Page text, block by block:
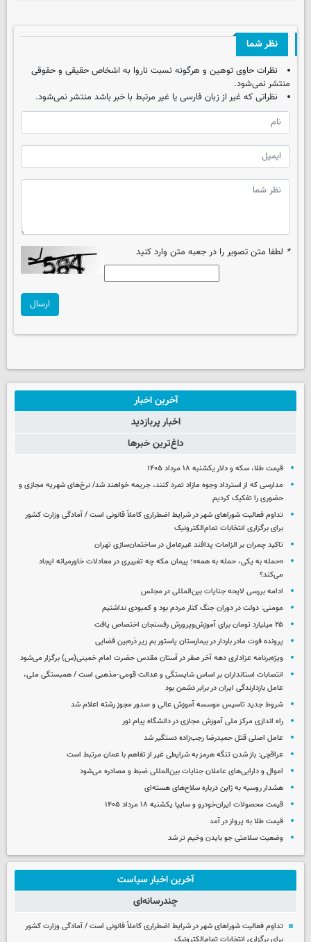
نظر شما
نظرات حاوی توهین و هرگونه نسبت ناروا به اشخاص حقیقی و حقوقی
منتشر نمی‌شود.
نظراتی که غیر از زبان فارسی یا غیر مرتبط با خبر باشد منتشر نمی‌شود.
* لطفا متن تصویر را در جعبه متن وارد کنید
ارسال
آخرین اخبار
اخبار پربازدید
داغ‌ترین خبرها
قیمت طلا، سکه و دلار یکشنبه ۱۸ مرداد ۱۴۰۵
مدارسی که از استرداد وجوه مازاد تمرد کنند، جریمه خواهند شد/ نرخ‌های شهریه مجازی و
حضوری را تفکیک کردیم
تداوم فعالیت شوراهای شهر در شرایط اضطراری کاملاً قانونی است / آمادگی وزارت کشور
برای برگزاری انتخابات تمام‌الکترونیک
تاکید چمران بر الزامات پدافند غیرعامل در ساختمان‌سازی تهران
«حمله به یکی، حمله به همه»؛ پیمان مکه چه تغییری در معادلات خاورمیانه ایجاد
می‌کند؟
ادامه بررسی لایحه جنایات بین‌المللی در مجلس
مومنی: دولت در دوران جنگ کنار مردم بود و کمبودی نداشتیم
۲۵ میلیارد تومان برای آموزش‌وپرورش رفسنجان اختصاص یافت
پرونده فوت مادر باردار در بیمارستان پاستور بم زیر ذره‌بین قضایی
ویژه‌برنامه عزاداری دهه آخر صفر در آستان مقدس حضرت امام خمینی(س) برگزار می‌شود
انتصابات استانداران بر اساس شایستگی و عدالت قومی-مذهبی است / همبستگی ملی،
عامل بازدارندگی ایران در برابر دشمن بود
شروط جدید تاسیس موسسه آموزش عالی و صدور مجوز رشته اعلام شد
راه اندازی مرکز ملی آموزش مجازی در دانشگاه پیام نور
عامل اصلی قتل حمیدرضا رجب‌زاده دستگیر شد
عراقچی: باز شدن تنگه هرمز به شرایطی غیر از تفاهم با عمان مرتبط است
اموال و دارایی‌های عاملان جنایات بین‌المللی ضبط و مصادره می‌شود
هشدار روسیه به ژاپن درباره سلاح‌های هسته‌ای
قیمت محصولات ایران‌خودرو و سایپا یکشنبه ۱۸ مرداد ۱۴۰۵
قیمت طلا به پرواز در آمد
وضعیت سلامتی جو بایدن وخیم تر شد
آخرین اخبار سیاست
چندرسانه‌ای
تداوم فعالیت شوراهای شهر در شرایط اضطراری کاملاً قانونی است / آمادگی وزارت کشور